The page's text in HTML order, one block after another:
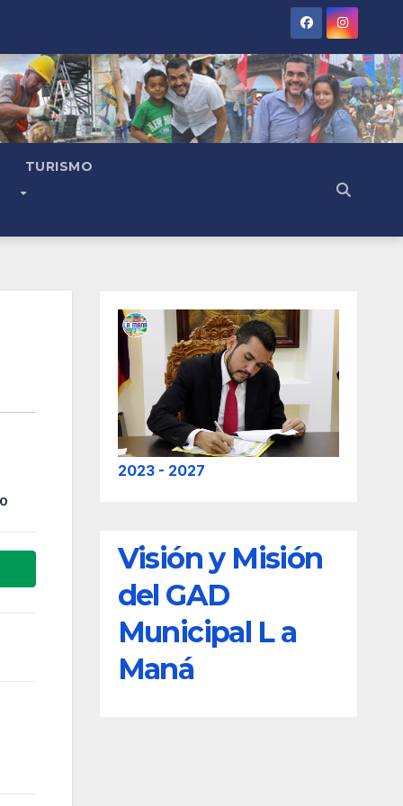
TURISMO
2023 - 2027
Visión y Misión
del GAD
Municipal L a
Maná